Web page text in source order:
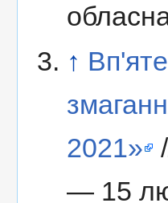
↑
2021»
— 15